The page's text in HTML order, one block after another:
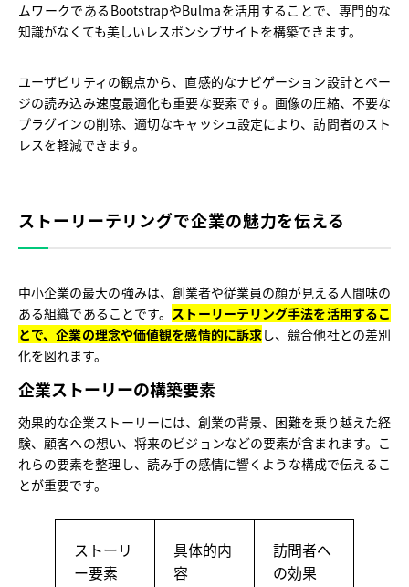
ムワークであるBootstrapやBulmaを活用することで、専門的な
知識がなくても美しいレスポンシブサイトを構築できます。
ユーザビリティの観点から、直感的なナビゲーション設計とペー
ジの読み込み速度最適化も重要な要素です。画像の圧縮、不要な
プラグインの削除、適切なキャッシュ設定により、訪問者のスト
レスを軽減できます。
ストーリーテリングで企業の魅力を伝える
中小企業の最大の強みは、創業者や従業員の顔が見える人間味の
ある組織であることです。 ストーリーテリング手法を活用するこ
とで、企業の理念や価値観を感情的に訴求し、競合他社との差別
化を図れます。
企業ストーリーの構築要素
効果的な企業ストーリーには、創業の背景、困難を乗り越えた経
験、顧客への想い、将来のビジョンなどの要素が含まれます。こ
れらの要素を整理し、読み手の感情に響くような構成で伝えるこ
とが重要です。
ストーリ
ー要素
具体的内
容
訪問者へ
の効果